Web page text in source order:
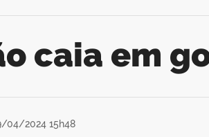
caia em
04/2024 15h48